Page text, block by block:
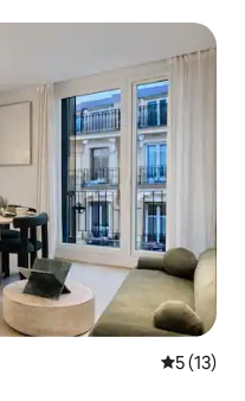
arasında
55 (13)